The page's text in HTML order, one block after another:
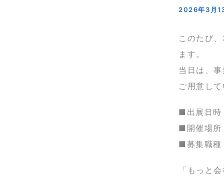
2026年3月
このたび
ます。
当日は、
ご用意し
■出展日
■開催場所
■募集職種
「もっと